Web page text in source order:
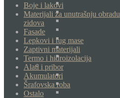
Boje i lakovi
Materijali za unutrašnju obradu
zidova
Fasade
Lepkovi i fug mase
Zaptivni materijali
Termo i hidroizolacija
Alati i pribor
Akumulatori
Šrafovska roba
Ostalo